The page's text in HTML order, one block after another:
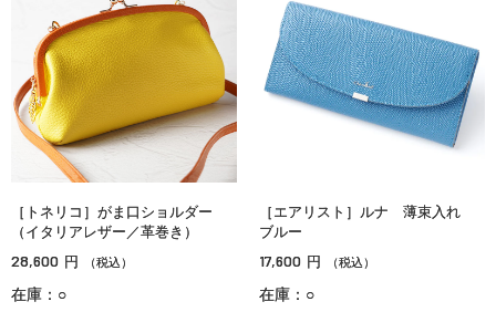
［トネリコ］がま口ショルダー
（イタリアレザー／革巻き）
28,600 円 （税込）
在庫：○
［エアリスト］ルナ 薄束入れ
ブルー
17,600 円 （税込）
在庫：○